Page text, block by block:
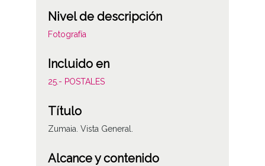
Nivel de descripción
Fotografía
Incluido en
25.- POSTALES
Título
Zumaia. Vista General.
Alcance y contenido